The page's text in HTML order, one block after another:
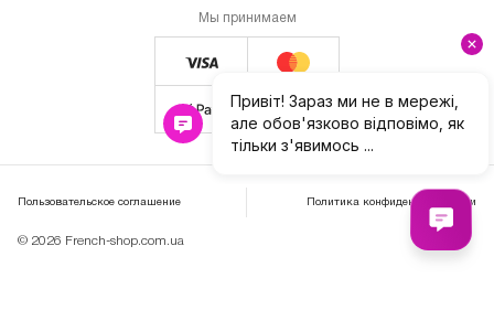
Мы принимаем
© 2026 French-shop.com.ua
Пользовательское соглашение Политика конфиденциальности